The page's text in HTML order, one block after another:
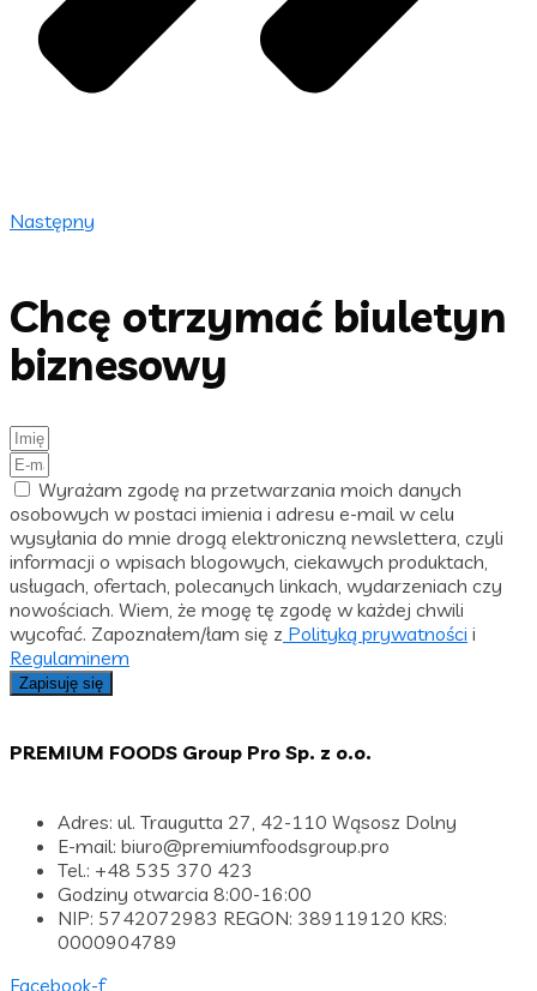
Następny
Chcę otrzymać biuletyn
biznesowy
Wyrażam zgodę na przetwarzania moich danych
osobowych w postaci imienia i adresu e-mail w celu
wysyłania do mnie drogą elektroniczną newslettera, czyli
informacji o wpisach blogowych, ciekawych produktach,
usługach, ofertach, polecanych linkach, wydarzeniach czy
nowościach. Wiem, że mogę tę zgodę w każdej chwili
wycofać. Zapoznałem/łam się z Polityką prywatności i
Regulaminem
Zapisuję się
PREMIUM FOODS Group Pro Sp. z o.o.
Adres: ul. Traugutta 27, 42-110 Wąsosz Dolny
E-mail: biuro@premiumfoodsgroup.pro
Tel.: +48 535 370 423
Godziny otwarcia 8:00-16:00
NIP: 5742072983 REGON: 389119120 KRS:
0000904789
Facebook-f